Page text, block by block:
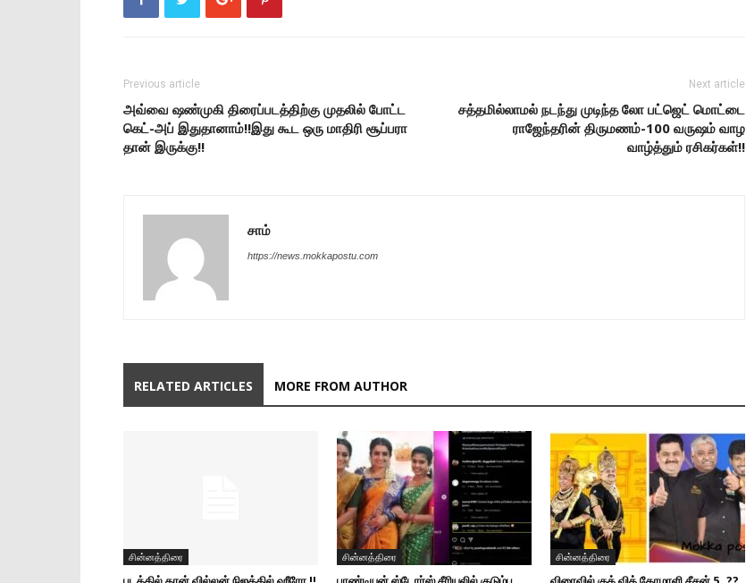
Previous article
அவ்வை ஷண்முகி திரைப்படத்திற்கு முதலில் போட்ட
கெட்-அப் இதுதானாம்!!இது கூட ஒரு மாதிரி சூப்பரா
தான் இருக்கு!!
Next article
சத்தமில்லாமல் நடந்து முடிந்த லோ பட்ஜெட் மொட்டை
ராஜேந்தரின் திருமணம்-100 வருஷம் வாழ
வாழ்த்தும் ரசிகர்கள்!!
சாம்
https://news.mokkapostu.com
RELATED ARTICLES MORE FROM AUTHOR
சின்னத்திரை சின்னத்திரை சின்னத்திரை